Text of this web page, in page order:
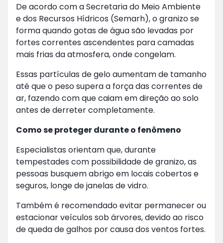
De acordo com a Secretaria do Meio Ambiente
e dos Recursos Hídricos (Semarh), o granizo se
forma quando gotas de água são levadas por
fortes correntes ascendentes para camadas
mais frias da atmosfera, onde congelam.
Essas partículas de gelo aumentam de tamanho
até que o peso supera a força das correntes de
ar, fazendo com que caiam em direção ao solo
antes de derreter completamente.
Como se proteger durante o fenômeno
Especialistas orientam que, durante
tempestades com possibilidade de granizo, as
pessoas busquem abrigo em locais cobertos e
seguros, longe de janelas de vidro.
Também é recomendado evitar permanecer ou
estacionar veículos sob árvores, devido ao risco
de queda de galhos por causa dos ventos fortes.